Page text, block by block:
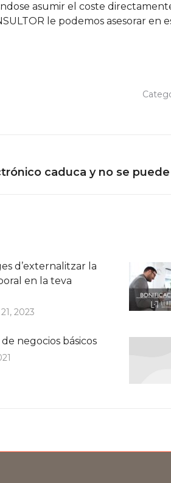
asumir el coste
le podemos asesorar en
caduca y no se
d’externalitzar la
en la teva
2023
de negocios básicos